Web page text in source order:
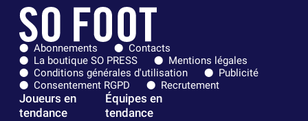
Abonnements
Contacts
La boutique SO PRESS
Mentions légales
Conditions générales d'utilisation
Publicité
Consentement RGPD
Recrutement
Joueurs en
tendance
Équipes en
tendance